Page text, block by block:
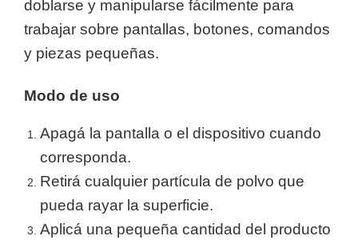
doblarse y manipularse fácilmente para
trabajar sobre pantallas, botones, comandos
y piezas pequeñas.
Modo de uso
Apagá la pantalla o el dispositivo cuando
corresponda.
Retirá cualquier partícula de polvo que
pueda rayar la superficie.
Aplicá una pequeña cantidad del producto